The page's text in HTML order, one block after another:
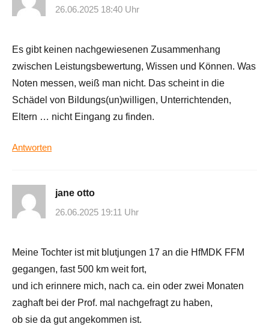
26.06.2025 18:40 Uhr
Es gibt keinen nachgewiesenen Zusammenhang
zwischen Leistungsbewertung, Wissen und Können. Was
Noten messen, weiß man nicht. Das scheint in die
Schädel von Bildungs(un)willigen, Unterrichtenden,
Eltern … nicht Eingang zu finden.
Antworten
jane otto
26.06.2025 19:11 Uhr
Meine Tochter ist mit blutjungen 17 an die HfMDK FFM
gegangen, fast 500 km weit fort,
und ich erinnere mich, nach ca. ein oder zwei Monaten
zaghaft bei der Prof. mal nachgefragt zu haben,
ob sie da gut angekommen ist.